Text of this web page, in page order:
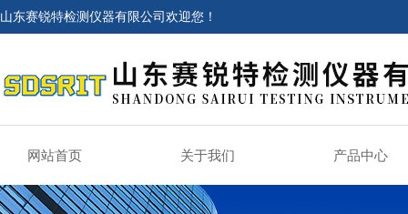
山东赛锐特检测仪器有限公司欢迎您！
网站首页 关于我们 产品中心